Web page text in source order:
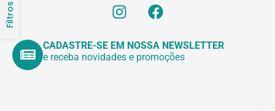
Filtros
CADASTRE-SE EM NOSSA NEWSLETTER
e receba novidades e promoções